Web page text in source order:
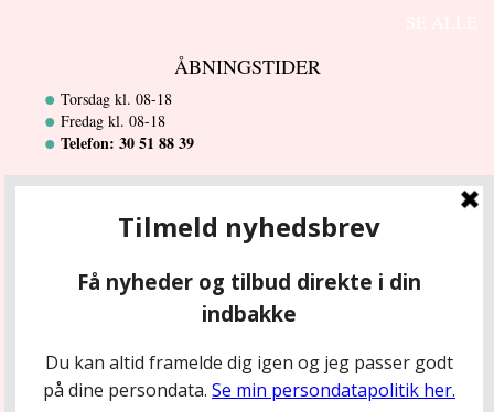
ÅBNINGSTIDER
Torsdag kl. 08-18
Fredag kl. 08-18
Telefon: 30 51 88 39
PERSONDATAPOLITIK
Her kan du se hvordan jeg passer på dine persondata